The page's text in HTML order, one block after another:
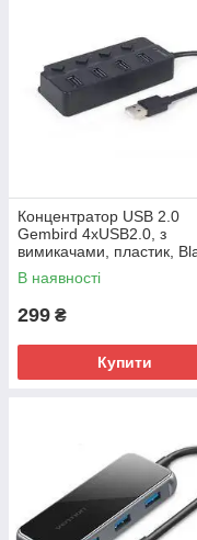
Концентратор USB 2.0
Gembird 4хUSB2.0, з
вимикачами, пластик,
(UHB-U2P4P-01)
В наявності
299 ₴
Купити